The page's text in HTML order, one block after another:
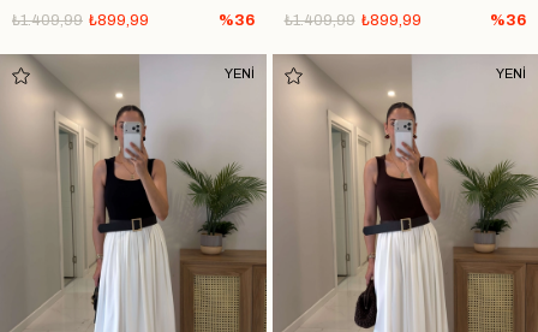
₺899,99
₺1.409,99 %36
₺899,99
₺1.409,99 %36
YENİ YENİ